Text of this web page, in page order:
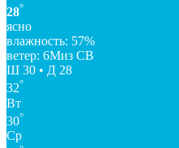
28°
ясно
влажность: 57%
ветер: 6Миз СВ
Ш 30 • Д 28
32°
Вт
30°
Ср